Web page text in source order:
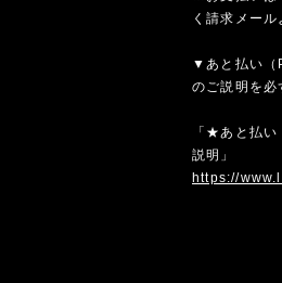
く請求メー
▼あと払い（
のご説明を
「★あと払
説明」
https://